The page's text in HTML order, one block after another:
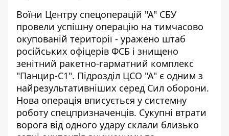
Воїни Центру спецоперацій "А" СБУ
провели успішну операцію на тимчасово
окупованій території - уражено штаб
російських офіцерів ФСБ і знищено
зенітний ракетно-гарматний комплекс
"Панцир-С1". Підрозділ ЦСО "А" є одним з
найрезультативніших серед Сил оборони.
Нова операція вписується у системну
роботу спецпризначенців. Сукупні втрати
ворога від одного удару склали близько